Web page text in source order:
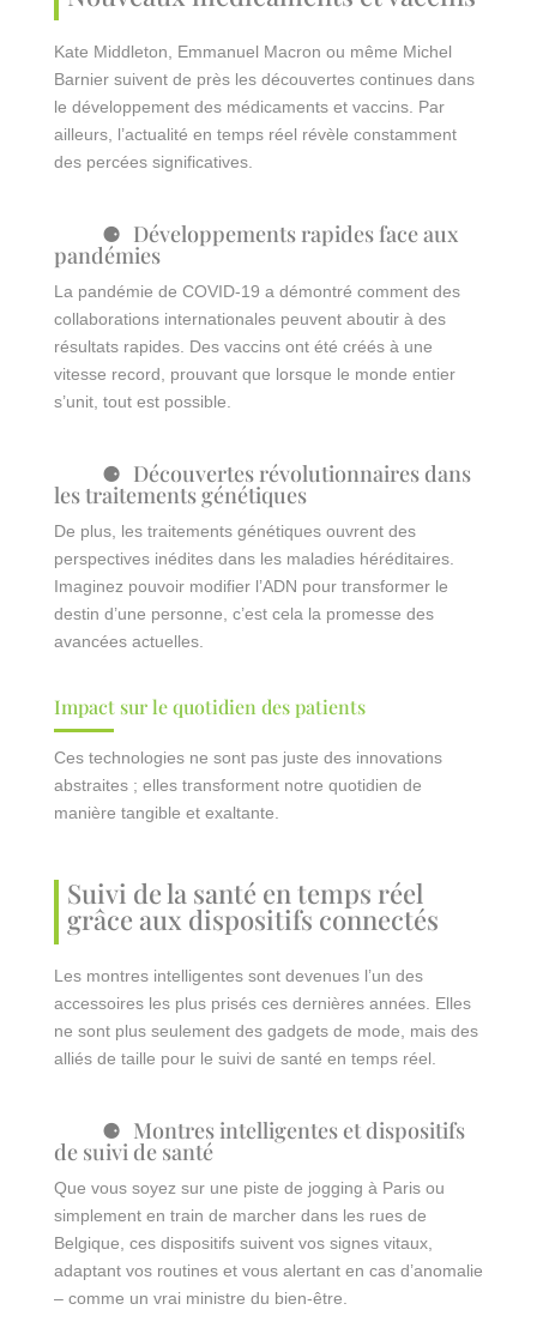
Kate Middleton, Emmanuel Macron ou même Michel
Barnier suivent de près les découvertes continues dans
le développement des médicaments et vaccins. Par
ailleurs, l’actualité en temps réel révèle constamment
des percées significatives.
Développements rapides face aux
pandémies
La pandémie de COVID-19 a démontré comment des
collaborations internationales peuvent aboutir à des
résultats rapides. Des vaccins ont été créés à une
vitesse record, prouvant que lorsque le monde entier
s’unit, tout est possible.
Découvertes révolutionnaires dans
les traitements génétiques
De plus, les traitements génétiques ouvrent des
perspectives inédites dans les maladies héréditaires.
Imaginez pouvoir modifier l’ADN pour transformer le
destin d’une personne, c’est cela la promesse des
avancées actuelles.
Impact sur le quotidien des patients
Ces technologies ne sont pas juste des innovations
abstraites ; elles transforment notre quotidien de
manière tangible et exaltante.
Suivi de la santé en temps réel
grâce aux dispositifs connectés
Les montres intelligentes sont devenues l’un des
accessoires les plus prisés ces dernières années. Elles
ne sont plus seulement des gadgets de mode, mais des
alliés de taille pour le suivi de santé en temps réel.
Montres intelligentes et dispositifs
de suivi de santé
Que vous soyez sur une piste de jogging à Paris ou
simplement en train de marcher dans les rues de
Belgique, ces dispositifs suivent vos signes vitaux,
adaptant vos routines et vous alertant en cas d’anomalie
– comme un vrai ministre du bien-être.